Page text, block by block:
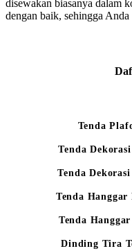
disewakan biasanya dalam
dengan baik, sehingga
Tenda
Tenda
Tenda
Tenda
Tenda
Dinding Tira